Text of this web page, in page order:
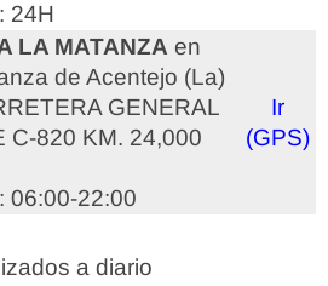
24H
LA MATANZA en
de Acentejo (La)
GENERAL
C-820 KM. 24,000
06:00-22:00
Ir
(GPS)
a diario